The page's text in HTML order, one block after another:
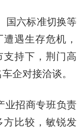
六标准切换等
遇生存危机，
支持下，荆门高
企对接洽谈。
招商专班负责
方比较，敏锐发